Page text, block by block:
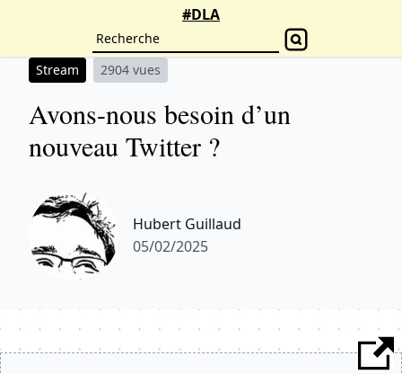
#DLA
Stream 2904 vues
Avons-nous besoin d’un
nouveau Twitter ?
Hubert Guillaud
05/02/2025